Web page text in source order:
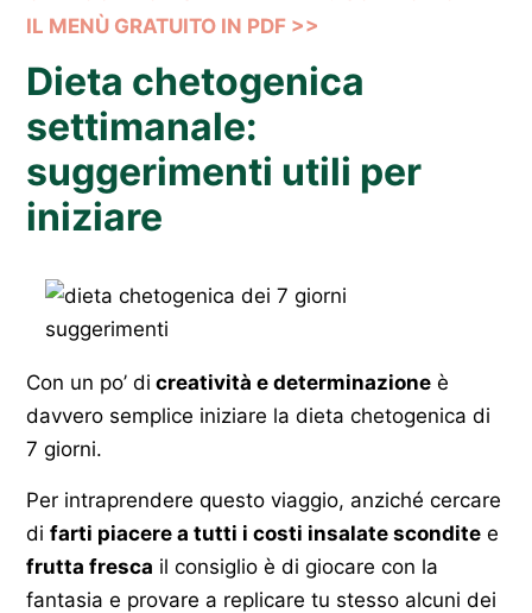
IL MENÙ GRATUITO IN PDF >>
Dieta chetogenica
settimanale:
suggerimenti utili per
iniziare
Con un po’ di creatività e determinazione è
davvero semplice iniziare la dieta chetogenica di
7 giorni.
Per intraprendere questo viaggio, anziché cercare
di farti piacere a tutti i costi insalate scondite e
frutta fresca il consiglio è di giocare con la
fantasia e provare a replicare tu stesso alcuni dei